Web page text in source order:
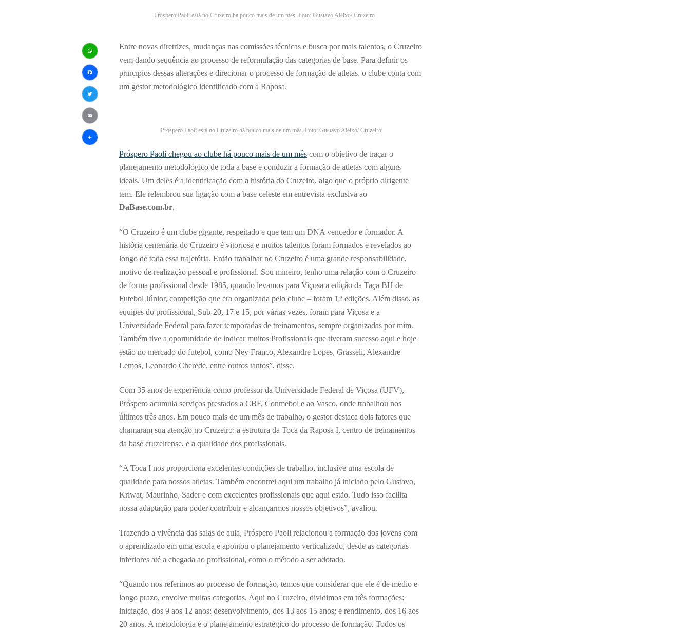
Próspero Paoli está no Cruzeiro há pouco mais de um mês. Foto: Gustavo Aleixo/ Cruzeiro
WhatsApp
Facebook
Twitter
Email
Entre novas diretrizes, mudanças nas comissões técnicas e busca por mais talentos, o Cruzeiro
vem dando sequência ao processo de reformulação das categorias de base. Para definir os
princípios dessas alterações e direcionar o processo de formação de atletas, o clube conta com
um gestor metodológico identificado com a Raposa.
Próspero Paoli está no Cruzeiro há pouco mais de um mês. Foto: Gustavo Aleixo/ Cruzeiro
Próspero Paoli chegou ao clube há pouco mais de um mês com o objetivo de traçar o
planejamento metodológico de toda a base e conduzir a formação de atletas com alguns
ideais. Um deles é a identificação com a história do Cruzeiro, algo que o próprio dirigente
tem. Ele relembrou sua ligação com a base celeste em entrevista exclusiva ao
DaBase.com.br.
“O Cruzeiro é um clube gigante, respeitado e que tem um DNA vencedor e formador. A
história centenária do Cruzeiro é vitoriosa e muitos talentos foram formados e revelados ao
longo de toda essa trajetória. Então trabalhar no Cruzeiro é uma grande responsabilidade,
motivo de realização pessoal e profissional. Sou mineiro, tenho uma relação com o Cruzeiro
de forma profissional desde 1985, quando levamos para Viçosa a edição da Taça BH de
Futebol Júnior, competição que era organizada pelo clube – foram 12 edições. Além disso, as
equipes do profissional, Sub-20, 17 e 15, por várias vezes, foram para Viçosa e a
Universidade Federal para fazer temporadas de treinamentos, sempre organizadas por mim.
Também tive a oportunidade de indicar muitos Profissionais que tiveram sucesso aqui e hoje
estão no mercado do futebol, como Ney Franco, Alexandre Lopes, Grasseli, Alexandre
Lemos, Leonardo Cherede, entre outros tantos”, disse.
Com 35 anos de experiência como professor da Universidade Federal de Viçosa (UFV),
Próspero acumula serviços prestados a CBF, Conmebol e ao Vasco, onde trabalhou nos
últimos três anos. Em pouco mais de um mês de trabalho, o gestor destaca dois fatores que
chamaram sua atenção no Cruzeiro: a estrutura da Toca da Raposa I, centro de treinamentos
da base cruzeirense, e a qualidade dos profissionais.
“A Toca I nos proporciona excelentes condições de trabalho, inclusive uma escola de
qualidade para nossos atletas. Também encontrei aqui um trabalho já iniciado pelo Gustavo,
Kriwat, Maurinho, Sader e com excelentes profissionais que aqui estão. Tudo isso facilita
nossa adaptação para poder contribuir e alcançarmos nossos objetivos”, avaliou.
Trazendo a vivência das salas de aula, Próspero Paoli relacionou a formação dos jovens com
o aprendizado em uma escola e apontou o planejamento verticalizado, desde as categorias
inferiores até a chegada ao profissional, como o método a ser adotado.
“Quando nos referimos ao processo de formação, temos que considerar que ele é de médio e
longo prazo, envolve muitas categorias. Aqui no Cruzeiro, dividimos em três formações:
iniciação, dos 9 aos 12 anos; desenvolvimento, dos 13 aos 15 anos; e rendimento, dos 16 aos
20 anos. A metodologia é o planejamento estratégico do processo de formação. Todos os